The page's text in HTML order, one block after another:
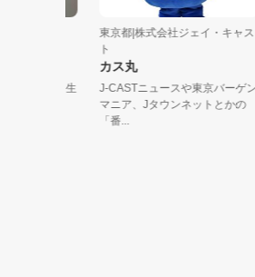
東京都|株式会社ジェイ・キャス
カス丸
J-CASTニュースや東京バーゲン
マニア、Jタウンネットとかの